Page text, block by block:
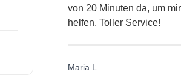
von 20 Minuten da, um mir
helfen. Toller Service!
Maria L.